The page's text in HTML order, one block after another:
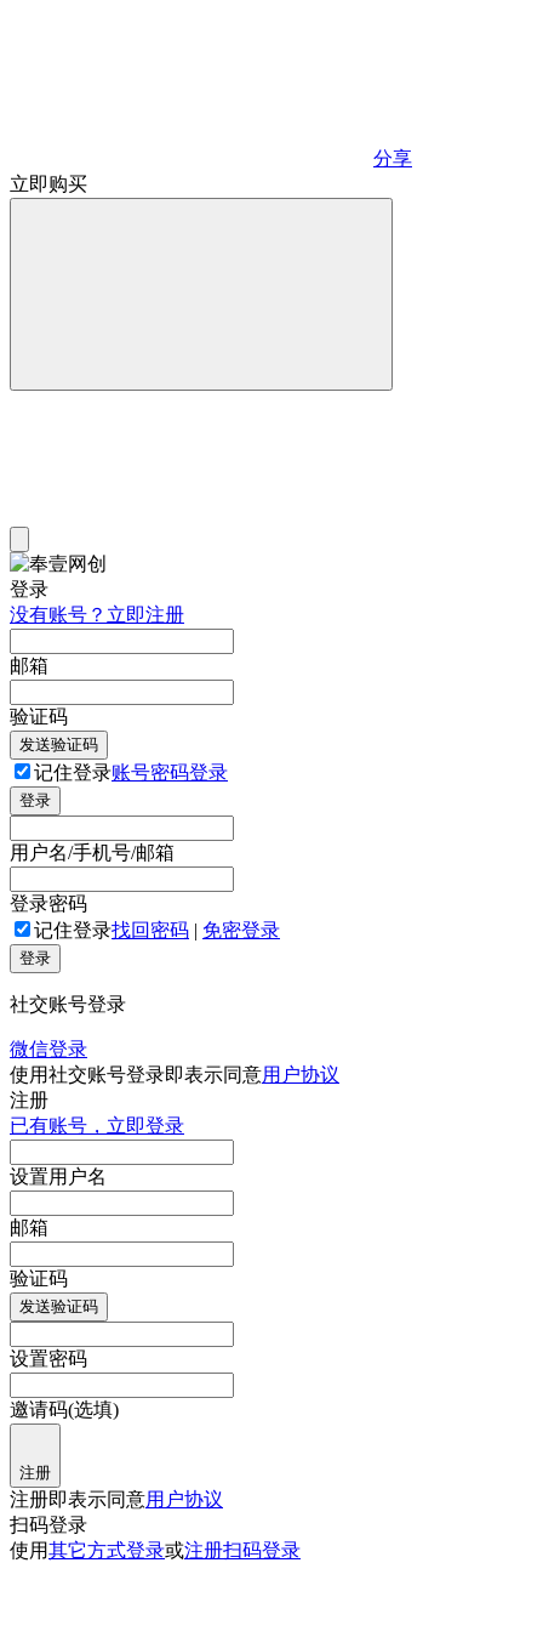
分享
立即购买
登录
没有账号？立即注册
邮箱
验证码
发送验证码
记住登录账号密码登录
登录
用户名/手机号/邮箱
登录密码
记住登录找回密码 | 免密登录
登录
社交账号登录
微信登录
使用社交账号登录即表示同意用户协议
注册
已有账号，立即登录
设置用户名
邮箱
验证码
发送验证码
设置密码
邀请码(选填)
注册
注册即表示同意用户协议
扫码登录
使用其它方式登录或注册扫码登录